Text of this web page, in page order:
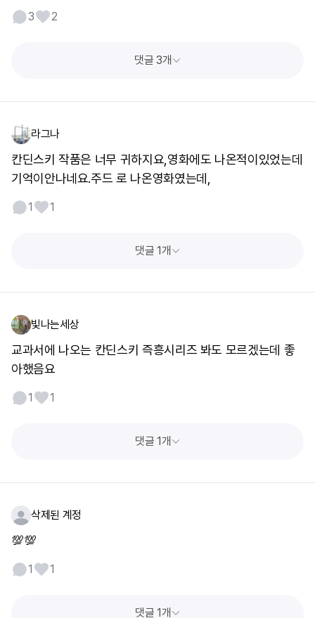
3 2
댓글 3개
라그나
칸딘스키 작품은 너무 귀하지요,영화에도 나온적이있었는데
기억이안나네요.주드 로 나온영화였는데,
1 1
댓글 1개
빛나는세상
교과서에 나오는 칸딘스키 즉흥시리즈 봐도 모르겠는데 좋
아했음요
1 1
댓글 1개
삭제된 계정
💯💯
1 1
댓글 1개